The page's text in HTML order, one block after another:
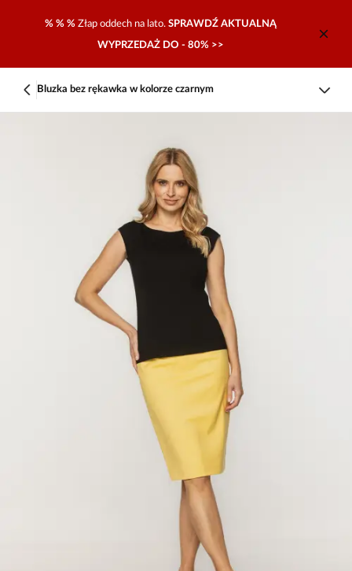
% % % Złap oddech na lato. SPRAWDŹ AKTUALNĄ
WYPRZEDAŻ DO - 80% >>
Bluzka bez rękawka w kolorze czarnym